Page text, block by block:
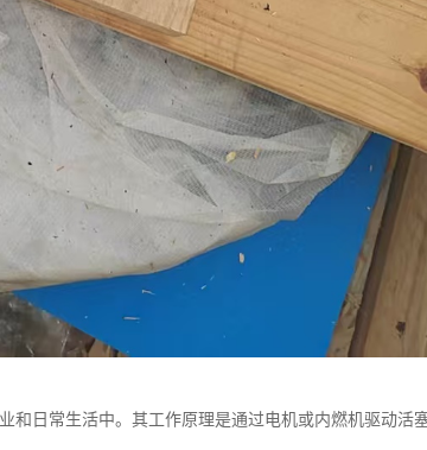
和日常生活中。其工作原理是通过电机或内燃机驱动活